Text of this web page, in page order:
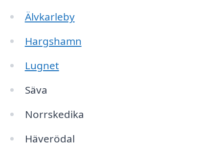
Älvkarleby
Hargshamn
Lugnet
Säva
Norrskedika
Häverödal